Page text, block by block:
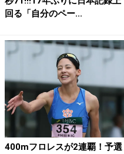
回る「自分のペー...
400mフロレスが2連覇！予選